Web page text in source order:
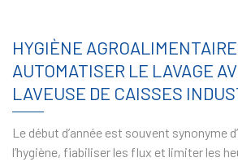
HYGIÈNE
AUTOMATISER LE LAVAGE
LAVEUSE DE CAISSES
Le début d’année est souvent synonyme
l’hygiène, fiabiliser les flux et limiter les